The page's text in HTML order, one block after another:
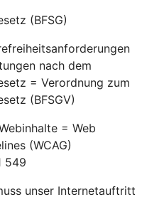
(BFSG)
nach dem
= Verordnung zum
(BFSGV)
= Web
(WCAG)
549
unser Internetauftritt